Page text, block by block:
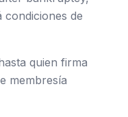
condiciones de
quien firma
membresía